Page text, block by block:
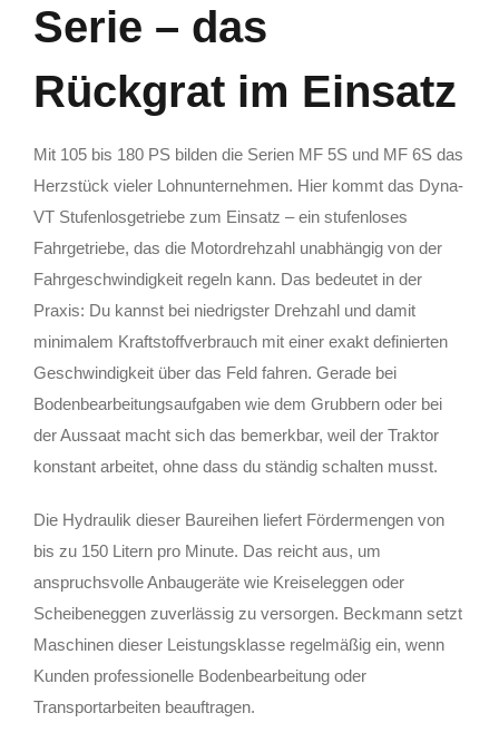
Serie – das
Rückgrat im Einsatz
Mit 105 bis 180 PS bilden die Serien MF 5S und MF 6S das
Herzstück vieler Lohnunternehmen. Hier kommt das Dyna-
VT Stufenlosgetriebe zum Einsatz – ein stufenloses
Fahrgetriebe, das die Motordrehzahl unabhängig von der
Fahrgeschwindigkeit regeln kann. Das bedeutet in der
Praxis: Du kannst bei niedrigster Drehzahl und damit
minimalem Kraftstoffverbrauch mit einer exakt definierten
Geschwindigkeit über das Feld fahren. Gerade bei
Bodenbearbeitungsaufgaben wie dem Grubbern oder bei
der Aussaat macht sich das bemerkbar, weil der Traktor
konstant arbeitet, ohne dass du ständig schalten musst.
Die Hydraulik dieser Baureihen liefert Fördermengen von
bis zu 150 Litern pro Minute. Das reicht aus, um
anspruchsvolle Anbaugeräte wie Kreiseleggen oder
Scheibeneggen zuverlässig zu versorgen. Beckmann setzt
Maschinen dieser Leistungsklasse regelmäßig ein, wenn
Kunden professionelle Bodenbearbeitung oder
Transportarbeiten beauftragen.